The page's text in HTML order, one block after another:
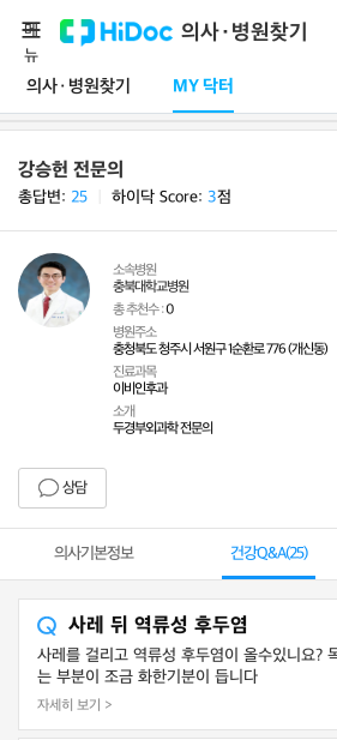
의사·병원찾기
의사·병원찾기 MY 닥터
메
뉴
강승헌 전문의
총답변: 25 하이닥 Score: 3점
소속병원
충북대학교병원
총 추천수 :0
병원주소
충청북도 청주시 서원구 1순환로 776 (개신동)
진료과목
이비인후과
소개
두경부외과학 전문의
상담
의사기본정보 건강Q&A(25)
사레 뒤 역류성 후두염
사레를 걸리고 역류성 후두염이 올수있니요?
는 부분이 조금 화한기분이 듭니다
자세히 보기 >